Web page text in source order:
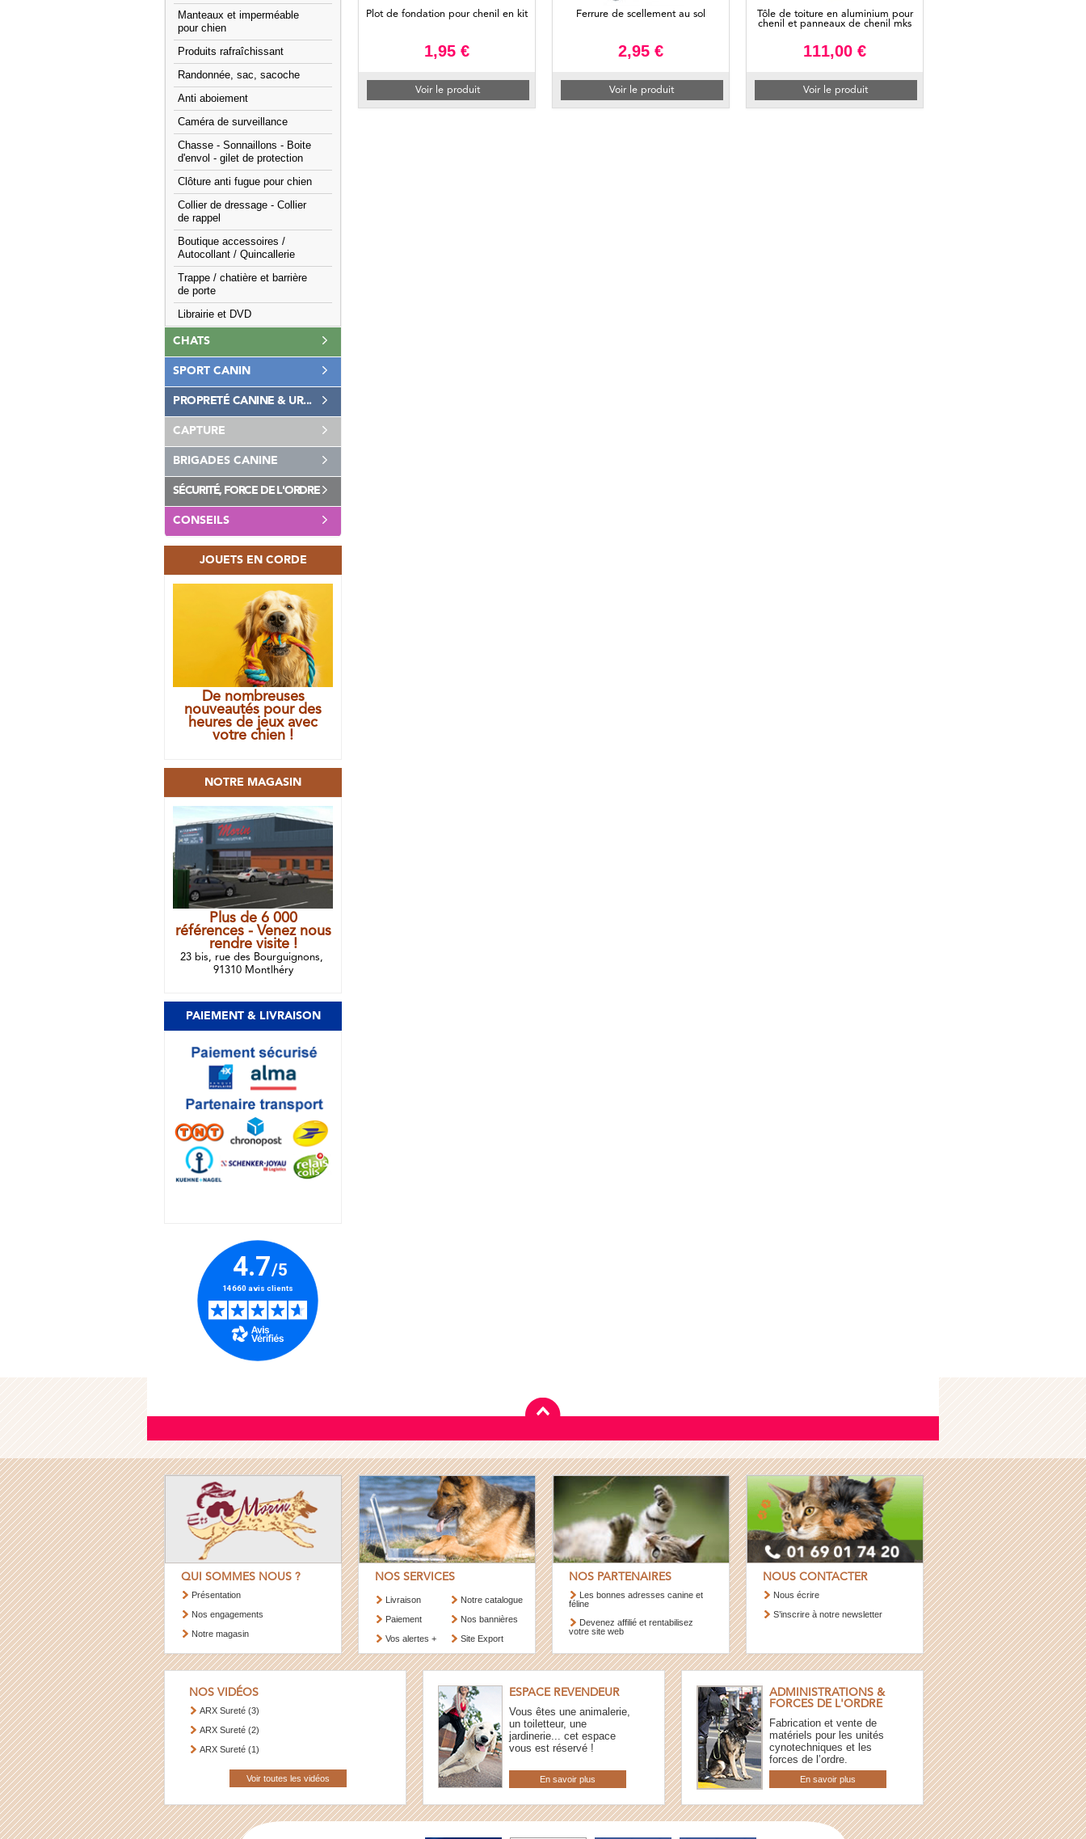
Manteaux et imperméable
pour chien
Produits rafraîchissant
Randonnée, sac, sacoche
Anti aboiement
Caméra de surveillance
Chasse - Sonnaillons - Boite
d'envol - gilet de protection
Clôture anti fugue pour chien
Collier de dressage - Collier
de rappel
Boutique accessoires /
Autocollant / Quincallerie
Trappe / chatière et barrière
de porte
Librairie et DVD
CHATS
SPORT CANIN
PROPRETÉ CANINE & UR...
CAPTURE
BRIGADES CANINE
SÉCURITÉ, FORCE DE L'ORDRE
CONSEILS
JOUETS EN CORDE
De nombreuses
nouveautés pour des
heures de jeux avec
votre chien !
NOTRE MAGASIN
Plus de 6 000
références - Venez nous
rendre visite !
23 bis, rue des Bourguignons,
91310 Montlhéry
PAIEMENT & LIVRAISON
Plot de fondation pour chenil en kit
1,95 €
Voir le produit
Ferrure de scellement au sol
2,95 €
Voir le produit
Tôle de toiture en aluminium pour
chenil et panneaux de chenil mks
111,00 €
Voir le produit
QUI SOMMES NOUS ?
Présentation
Nos engagements
Notre magasin
NOS SERVICES
Livraison
Paiement
Vos alertes +
Notre catalogue
Nos bannières
Site Export
NOS PARTENAIRES
Les bonnes adresses canine et
féline
Devenez affilié et rentabilisez
votre site web
NOUS CONTACTER
Nous écrire
S’inscrire à notre newsletter
NOS VIDÉOS
ARX Sureté (3)
ARX Sureté (2)
ARX Sureté (1)
Voir toutes les vidéos
ESPACE REVENDEUR
Vous êtes une animalerie,
un toiletteur, une
jardinerie... cet espace
vous est réservé !
En savoir plus
ADMINISTRATIONS &
FORCES DE L'ORDRE
Fabrication et vente de
matériels pour les unités
cynotechniques et les
forces de l’ordre.
En savoir plus